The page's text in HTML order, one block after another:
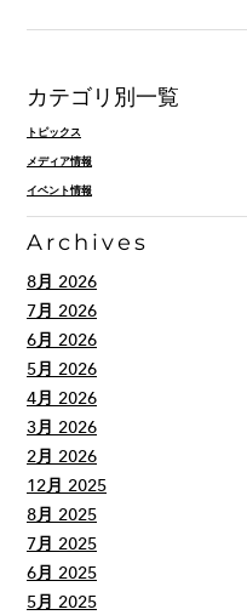
カテゴリ別一覧
トピックス
メディア情報
イベント情報
Archives
8月 2026
7月 2026
6月 2026
5月 2026
4月 2026
3月 2026
2月 2026
12月 2025
8月 2025
7月 2025
6月 2025
5月 2025